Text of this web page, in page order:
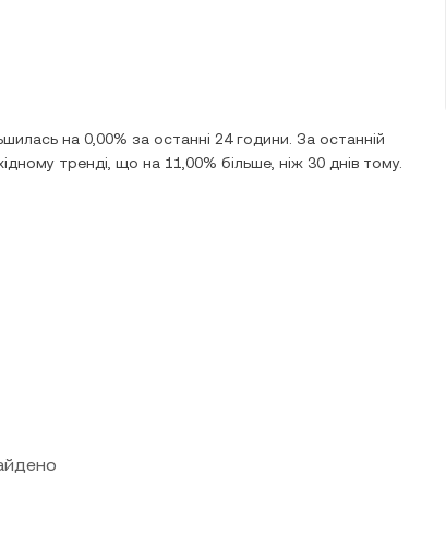
на 0,00% за останні 24 години. За останній
тренді, що на 11,00% більше, ніж 30 днів тому.